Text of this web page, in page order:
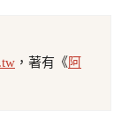
，著有《阿